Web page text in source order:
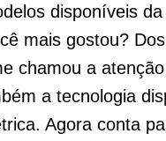
disponíveis
mais gostou?
chamou a
a tecnologia
Agora conta